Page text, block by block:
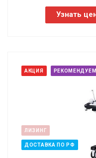
Узнать
АКЦИЯ РЕКОМЕНДУЕМ
ЛИЗИНГ
ДОСТАВКА ПО РФ